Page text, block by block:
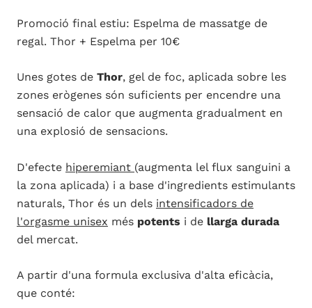
Promoció final estiu: Espelma de massatge de
regal. Thor + Espelma per 10€
Unes gotes de Thor, gel de foc, aplicada sobre les
zones erògenes són suficients per encendre una
sensació de calor que augmenta gradualment en
una explosió de sensacions.
D'efecte hiperemiant (augmenta lel flux sanguini a
la zona aplicada) i a base d'ingredients estimulants
naturals, Thor és un dels intensificadors de
l'orgasme unisex més potents i de llarga durada
del mercat.
A partir d'una formula exclusiva d'alta eficàcia,
que conté: